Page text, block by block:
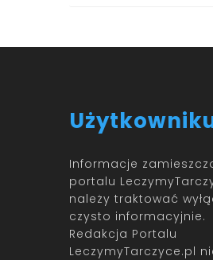
Informacje
portalu
należy traktować
czysto informacyjnie.
Redakcja Portalu
LeczymyTarczyce.pl